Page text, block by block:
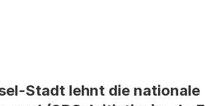
Stadt lehnt die nationale